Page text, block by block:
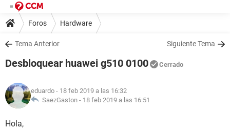
Foros Hardware
Tema Anterior Siguiente Tema
Desbloquear huawei g510 0100 Cerrado
eduardo - 18 feb 2019 a las 16:32
SaezGaston - 18 feb 2019 a las 16:51
Hola,